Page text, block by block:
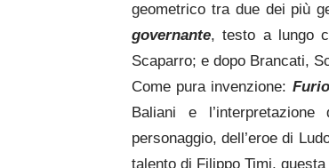
geometrico tra due dei più
governante, testo a lungo
Scaparro; e dopo Brancati,
Come pura invenzione:
Baliani e
personaggio, dell’eroe di
talento di Filippo Timi,